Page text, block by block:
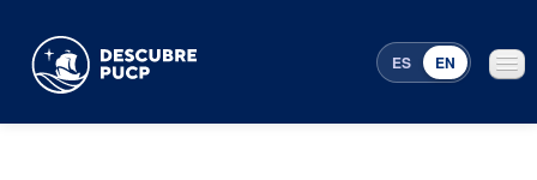
ES EN